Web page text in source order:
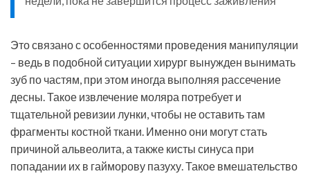
Это связано с особенностями проведения манипуляции
– ведь в подобной ситуации хирург вынужден вынимать
зуб по частям, при этом иногда выполняя рассечение
десны. Такое извлечение моляра потребует и
тщательной ревизии лунки, чтобы не оставить там
фрагменты костной ткани. Именно они могут стать
причиной альвеолита, а также кисты синуса при
попадании их в гайморову пазуху. Такое вмешательство